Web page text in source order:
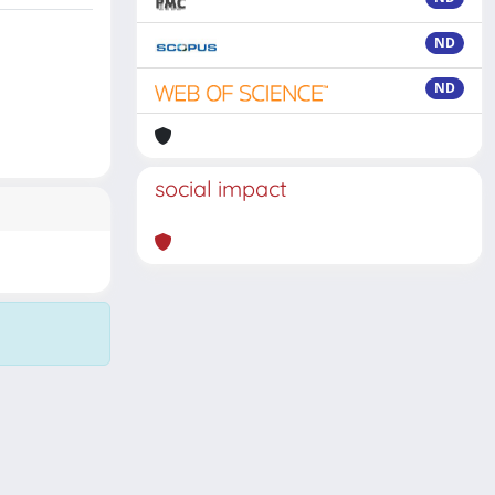
ND
ND
social impact